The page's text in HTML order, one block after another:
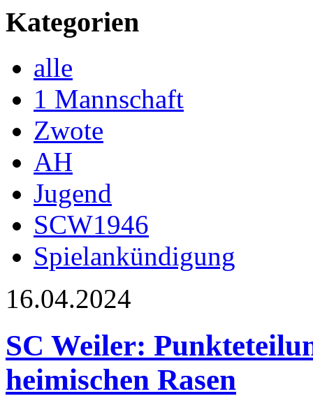
Kategorien
alle
1 Mannschaft
Zwote
AH
Jugend
SCW1946
Spielankündigung
16.04.2024
SC Weiler:
heimischen Rasen